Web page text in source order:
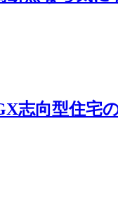
志向型住宅